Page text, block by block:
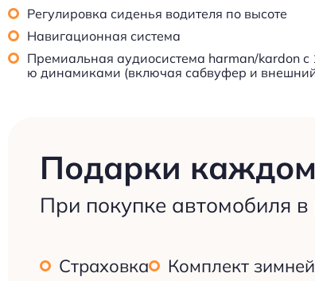
Регулировка сиденья водителя по высоте
Навигационная система
Премиальная аудиосистема harman/kardon с
ю динамиками (включая сабвуфер и
Подарки
При покупке автомобиля в
Страховка Комплект